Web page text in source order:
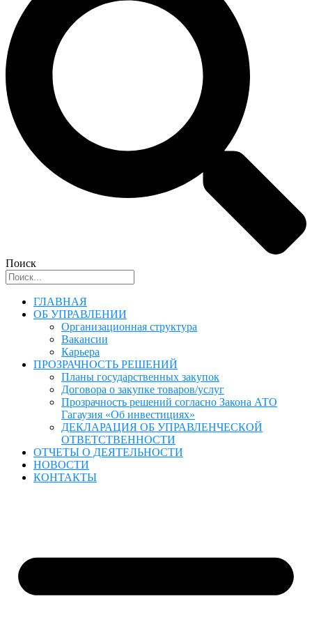
Поиск
ГЛАВНАЯ
ОБ УПРАВЛЕНИИ
Организационная структура
Вакансии
Карьера
ПРОЗРАЧНОСТЬ РЕШЕНИЙ
Планы государственных закупок
Договора о закупке товаров/услуг
Прозрачность решений согласно Закона АТО
Гагаузия «Об инвестициях»
ДЕКЛАРАЦИЯ ОБ УПРАВЛЕНЧЕСКОЙ
ОТВЕТСТВЕННОСТИ
ОТЧЕТЫ О ДЕЯТЕЛЬНОСТИ
НОВОСТИ
КОНТАКТЫ